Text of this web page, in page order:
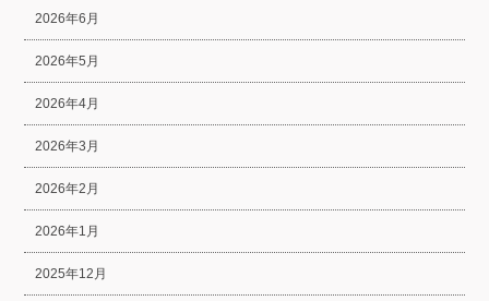
2026年6月
2026年5月
2026年4月
2026年3月
2026年2月
2026年1月
2025年12月